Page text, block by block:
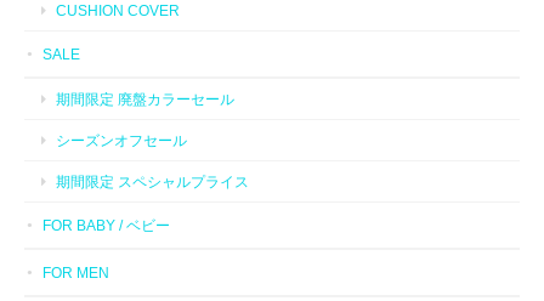
CUSHION COVER
SALE
期間限定 廃盤カラーセール
シーズンオフセール
期間限定 スペシャルプライス
FOR BABY / ベビー
FOR MEN